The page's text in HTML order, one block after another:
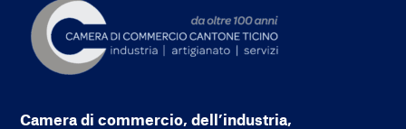
Camera di commercio, dell’industria,